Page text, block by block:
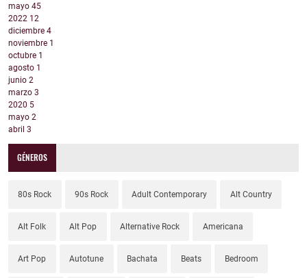
mayo 45
2022 12
diciembre 4
noviembre 1
octubre 1
agosto 1
junio 2
marzo 3
2020 5
mayo 2
abril 3
GÉNEROS
80s Rock 90s Rock Adult Contemporary Alt Country
Alt Folk Alt Pop Alternative Rock Americana
Art Pop Autotune Bachata Beats Bedroom